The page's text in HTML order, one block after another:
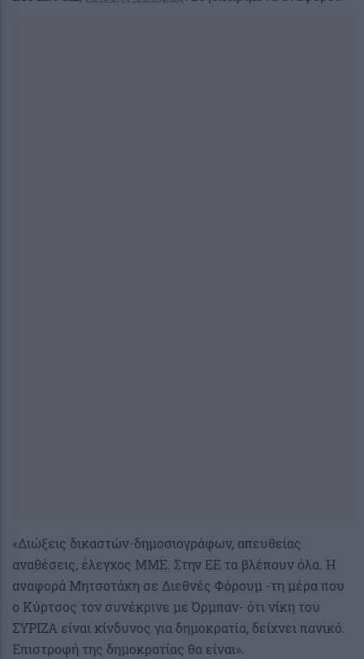
«Διώξεις δικαστών-δημοσιογράφων, απευθείας
αναθέσεις, έλεγχος ΜΜΕ. Στην ΕΕ τα βλέπουν όλα. Η
αναφορά Μητσοτάκη σε Διεθνές Φόρουμ -τη μέρα που
ο Κύρτσος τον συνέκρινε με Όρμπαν- ότι νίκη του
ΣΥΡΙΖΑ είναι κίνδυνος για δημοκρατία, δείχνει πανικό.
Επιστροφή της δημοκρατίας θα είναι».